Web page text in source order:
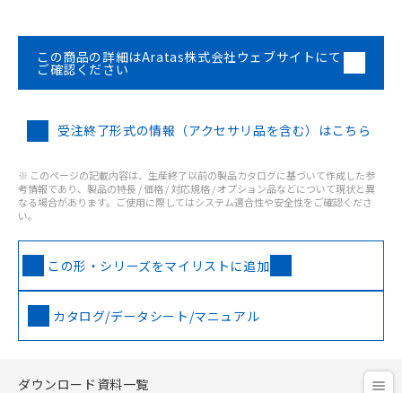
この商品の詳細はAratas株式会社ウェブサイトにて
ご確認ください
受注終了形式の情報（アクセサリ品を含む）はこちら
※ このページの記載内容は、生産終了以前の製品カタログに基づいて作成した参
考情報であり、製品の特長 / 価格 / 対応規格 / オプション品などについて現状と異
なる場合があります。ご使用に際してはシステム適合性や安全性をご確認くださ
い。
この形・シリーズをマイリストに追加
カタログ/データシート/マニュアル
ダウンロード資料一覧